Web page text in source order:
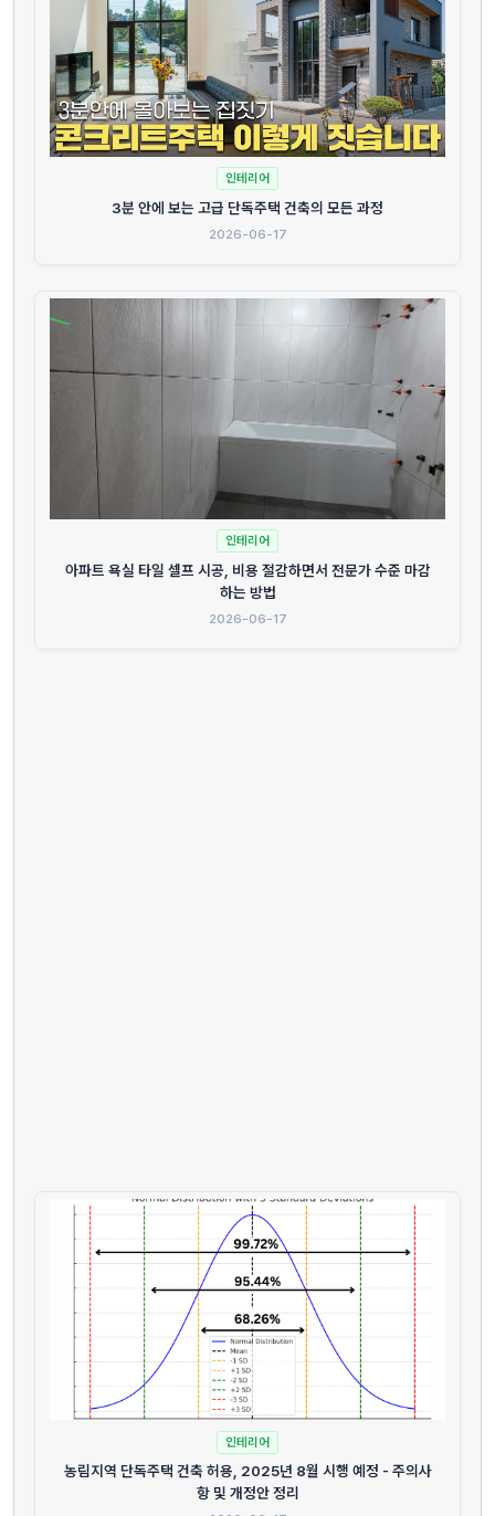
인테리어
3분 안에 보는 고급 단독주택 건축의 모든 과정
2026-06-17
인테리어
아파트 욕실 타일 셀프 시공, 비용 절감하면서 전문가 수준 마감
하는 방법
2026-06-17
인테리어
농림지역 단독주택 건축 허용, 2025년 8월 시행 예정 - 주의사
항 및 개정안 정리